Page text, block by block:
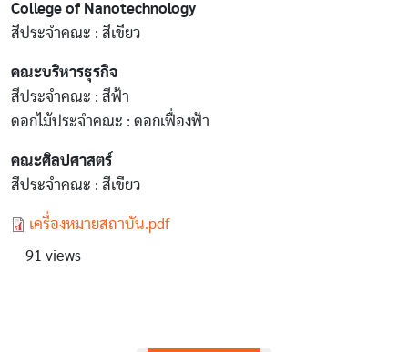
College of Nanotechnology
สีประจำคณะ : สีเขียว
คณะบริหารธุรกิจ
สีประจำคณะ : สีฟ้า
ดอกไม้ประจำคณะ : ดอกเฟื่องฟ้า
คณะศิลปศาสตร์
สีประจำคณะ : สีเขียว
Document
เครื่องหมายสถาบัน.pdf
91 views